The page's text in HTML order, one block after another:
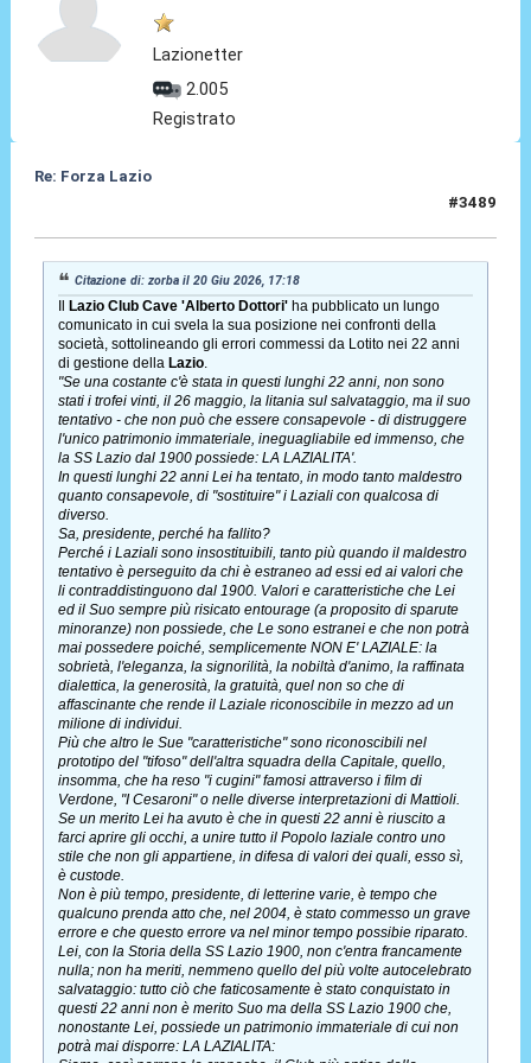
Lazionetter
2.005
Registrato
Re: Forza Lazio
#3489
Citazione di: zorba il 20 Giu 2026, 17:18
Lazio Club Cave 'Alberto Dottori' ha pubblicato un lungo
comunicato in cui svela la sua posizione nei confronti della
società, sottolineando gli errori commessi da Lotito nei 22 anni
di gestione della Lazio.
"Se una costante c'è stata in questi lunghi 22 anni, non sono
stati i trofei vinti, il 26 maggio, la litania sul salvataggio, ma il suo
tentativo - che non può che essere consapevole - di distruggere
l'unico patrimonio immateriale, ineguagliabile ed immenso, che
la SS Lazio dal 1900 possiede: LA LAZIALITA'.
In questi lunghi 22 anni Lei ha tentato, in modo tanto maldestro
quanto consapevole, di "sostituire" i Laziali con qualcosa di
diverso.
Sa, presidente, perché ha fallito?
Perché i Laziali sono insostituibili, tanto più quando il maldestro
tentativo è perseguito da chi è estraneo ad essi ed ai valori che
li contraddistinguono dal 1900. Valori e caratteristiche che Lei
ed il Suo sempre più risicato entourage (a proposito di sparute
minoranze) non possiede, che Le sono estranei e che non potrà
mai possedere poiché, semplicemente NON E' LAZIALE: la
sobrietà, l'eleganza, la signorilità, la nobiltà d'animo, la raffinata
dialettica, la generosità, la gratuità, quel non so che di
affascinante che rende il Laziale riconoscibile in mezzo ad un
milione di individui.
Più che altro le Sue "caratteristiche" sono riconoscibili nel
prototipo del "tifoso" dell'altra squadra della Capitale, quello,
insomma, che ha reso "i cugini" famosi attraverso i film di
Verdone, "I Cesaroni" o nelle diverse interpretazioni di Mattioli.
Se un merito Lei ha avuto è che in questi 22 anni è riuscito a
farci aprire gli occhi, a unire tutto il Popolo laziale contro uno
stile che non gli appartiene, in difesa di valori dei quali, esso sì,
è custode.
Non è più tempo, presidente, di letterine varie, è tempo che
qualcuno prenda atto che, nel 2004, è stato commesso un grave
errore e che questo errore va nel minor tempo possibie riparato.
Lei, con la Storia della SS Lazio 1900, non c'entra francamente
nulla; non ha meriti, nemmeno quello del più volte autocelebrato
salvataggio: tutto ciò che faticosamente è stato conquistato in
questi 22 anni non è merito Suo ma della SS Lazio 1900 che,
nonostante Lei, possiede un patrimonio immateriale di cui non
potrà mai disporre: LA LAZIALITA: